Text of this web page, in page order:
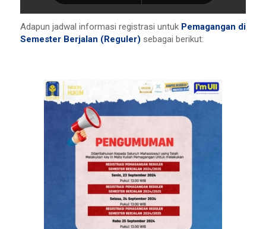
Adapun jadwal informasi registrasi untuk Pemagangan di
Semester Berjalan (Reguler) sebagai berikut: